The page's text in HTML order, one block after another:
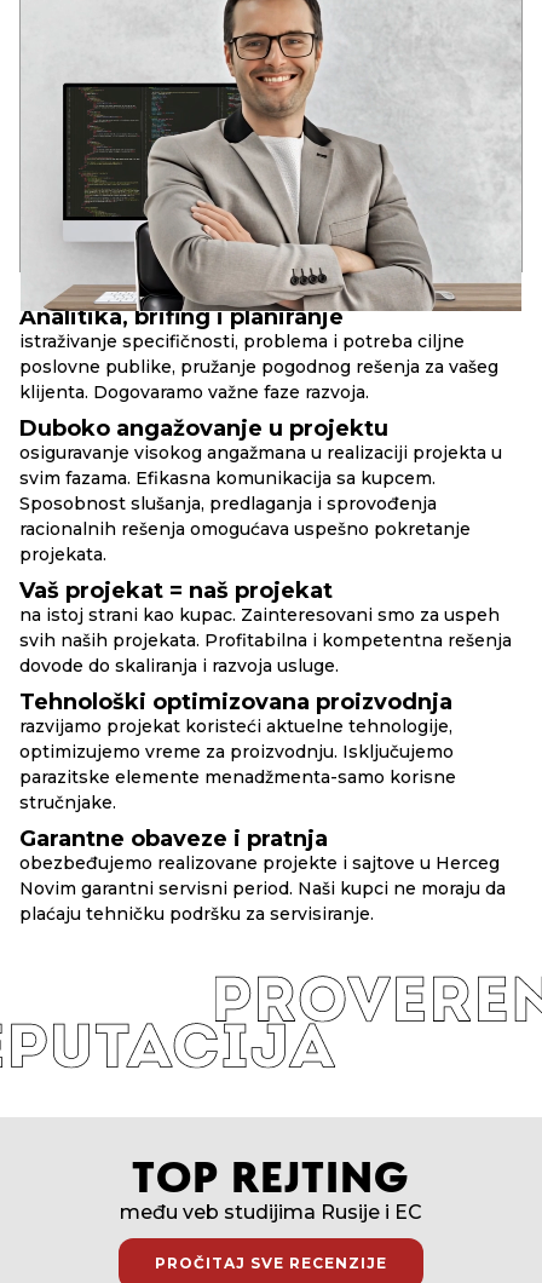
PRINCIPIRBAND
Analitika, brifing i planiranje
istraživanje specifičnosti, problema i potreba ciljne
poslovne publike, pružanje pogodnog rešenja za vašeg
klijenta. Dogovaramo važne faze razvoja.
Duboko angažovanje u projektu
osiguravanje visokog angažmana u realizaciji projekta u
svim fazama. Efikasna komunikacija sa kupcem.
Sposobnost slušanja, predlaganja i sprovođenja
racionalnih rešenja omogućava uspešno pokretanje
projekata.
Vaš projekat = naš projekat
na istoj strani kao kupac. Zainteresovani smo za uspeh
svih naših projekata. Profitabilna i kompetentna rešenja
dovode do skaliranja i razvoja usluge.
Tehnološki optimizovana proizvodnja
razvijamo projekat koristeći aktuelne tehnologije,
optimizujemo vreme za proizvodnju. Isključujemo
parazitske elemente menadžmenta-samo korisne
stručnjake.
Garantne obaveze i pratnja
obezbeđujemo realizovane projekte i sajtove u Herceg
Novim garantni servisni period. Naši kupci ne moraju da
plaćaju tehničku podršku za servisiranje.
17+
godina u razvoju
90+
uspešnih web-projekata
10+
složenih web-servisa
VODEĆI DEVELOPER
Dva stručna obrazovanja u oblasti razvoja softvera
U mladom uzrastu prepoznao potencijal informacionih
tehnologija: globalizaciju i duboku integraciju IT rešenja u
društvene strukture savremenog društva.
Iskustvo u raznim IT oblastima od 2006. godine. Analitičko
sistemsko razmišljanje. Kompetencije za rešavanje poslovnih
zadataka, DevOps, Full Stack, SEO.
TOP REJTING
među veb studijima Rusije i EC
PROČITAJ SVE RECENZIJE
PROČITAJ SVE RECENZIJE